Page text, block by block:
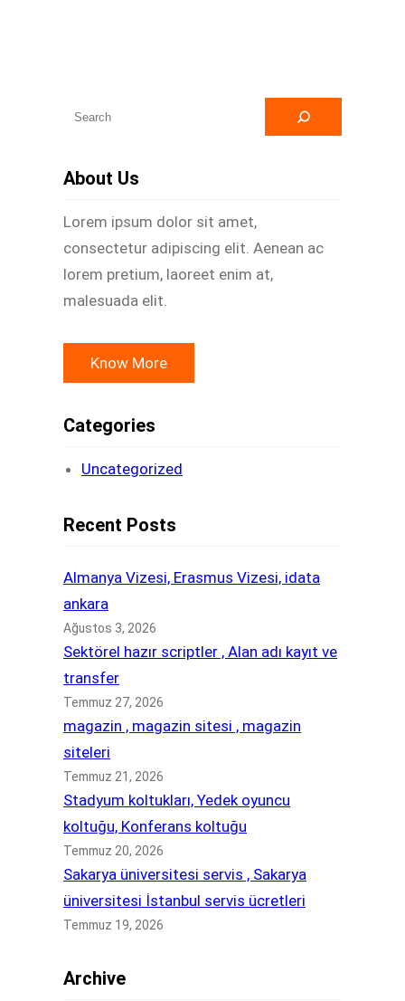
About Us
Lorem ipsum dolor sit amet,
consectetur adipiscing elit. Aenean ac
lorem pretium, laoreet enim at,
malesuada elit.
Know More
Categories
Uncategorized
Recent Posts
Almanya Vizesi, Erasmus Vizesi, idata
ankara
Ağustos 3, 2026
Sektörel hazır scriptler , Alan adı kayıt ve
transfer
Temmuz 27, 2026
magazin , magazin sitesi , magazin
siteleri
Temmuz 21, 2026
Stadyum koltukları, Yedek oyuncu
koltuğu, Konferans koltuğu
Temmuz 20, 2026
Sakarya üniversitesi servis , Sakarya
üniversitesi İstanbul servis ücretleri
Temmuz 19, 2026
Archive